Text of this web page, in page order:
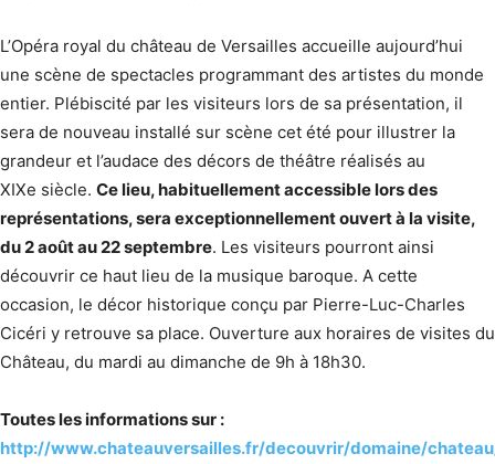
L’Opéra royal du château de Versailles accueille aujourd’hui
une scène de spectacles programmant des artistes du monde
entier. Plébiscité par les visiteurs lors de sa présentation, il
sera de nouveau installé sur scène cet été pour illustrer la
grandeur et l’audace des décors de théâtre réalisés au
XIXe siècle. Ce lieu, habituellement accessible lors des
représentations, sera exceptionnellement ouvert à la visite,
du 2 août au 22 septembre. Les visiteurs pourront ainsi
découvrir ce haut lieu de la musique baroque. A cette
occasion, le décor historique conçu par Pierre-Luc-Charles
Cicéri y retrouve sa place. Ouverture aux horaires de visites du
Château, du mardi au dimanche de 9h à 18h30.
Toutes les informations sur :
http://www.chateauversailles.fr/decouvrir/domaine/